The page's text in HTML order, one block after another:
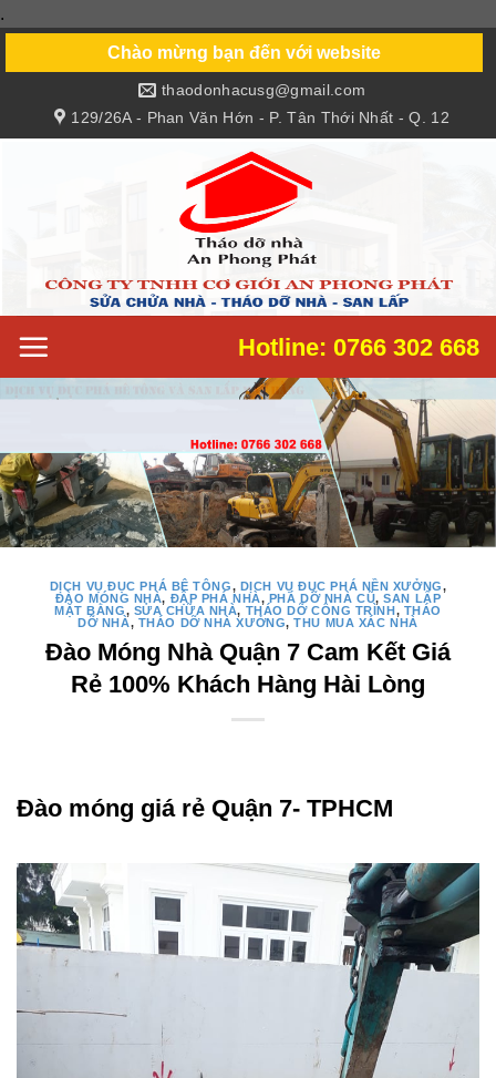
.
content
Chào mừng bạn đến với website
129/26A - Phan Văn Hớn - P. Tân Thới Nhất - Q. 12
thaodonhacusg@gmail.com
Hotline: 0766 302 668
DỊCH VỤ ĐỤC PHÁ BÊ TÔNG, DỊCH VỤ ĐỤC PHÁ NỀN XƯỞNG,
ĐÀO MÓNG NHÀ, ĐẬP PHÁ NHÀ, PHÁ DỠ NHÀ CŨ,SAN LẤP
MẶT BẰNG, SỬA CHỮA NHÀ, THÁO DỠ CÔNG TRÌNH, THÁO
DỠ NHÀ, THÁO DỠ NHÀ XƯỞNG,THU MUA XÁC NHÀ
Đào Móng Nhà Quận 7 Cam Kết Giá
Rẻ 100% Khách Hàng Hài Lòng
Đào móng giá rẻ Quận 7- TPHCM